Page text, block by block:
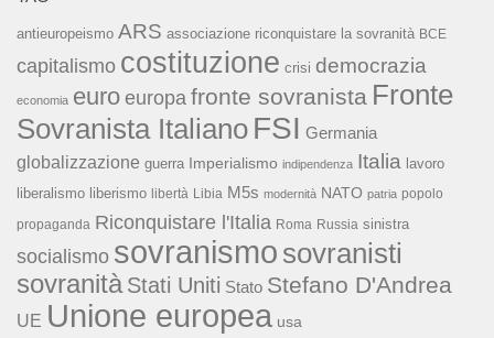
antieuropeismo ARS associazione riconquistare la sovranità BCE
capitalismo costituzione crisi democrazia
economia euro europa fronte sovranista Fronte
Sovranista Italiano FSI Germania
globalizzazione guerra Imperialismo indipendenza Italia lavoro
liberalismo liberismo libertà Libia M5s modernità NATO patria popolo
propaganda Riconquistare l'Italia Roma Russia sinistra
socialismo sovranismo sovranisti
sovranità Stati Uniti Stato Stefano D'Andrea
UE Unione europea usa